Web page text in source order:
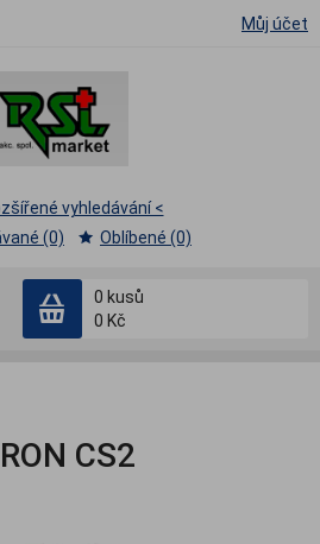
Můj účet
0 kusů
0 Kč
vyhledávání <
(0)
Oblíbené (0)
CS2